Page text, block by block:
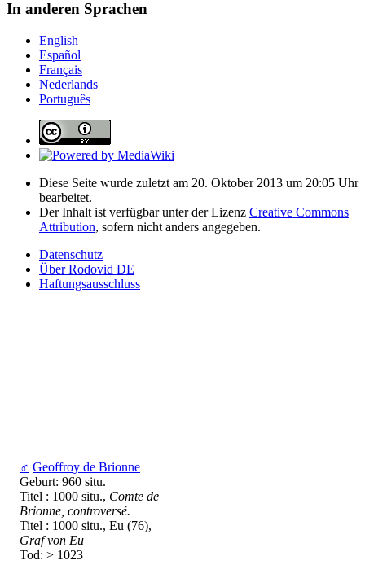
♂ Geoffroy de Brionne
Geburt: 960 situ.
Titel : 1000 situ., Comte de
Brionne, controversé.
Titel : 1000 situ., Eu (76),
Graf von Eu
Tod: > 1023
In anderen Sprachen
English
Español
Français
Nederlands
Português
Diese Seite wurde zuletzt am 20. Oktober 2013 um 20:05 Uhr
bearbeitet.
Der Inhalt ist verfügbar unter der Lizenz Creative Commons
Attribution, sofern nicht anders angegeben.
Datenschutz
Über Rodovid DE
Haftungsausschluss